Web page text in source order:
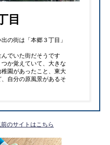
目
の街は「本郷３丁目」
でいた街だそうです
か覚えていて、大きな
園があったこと、東大
自分の原風景があるそ
のサイトはこちら